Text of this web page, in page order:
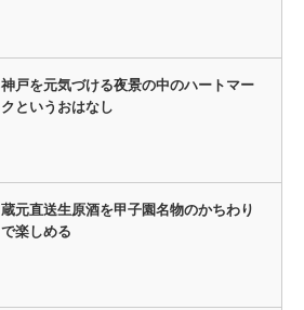
神戸を元気づける夜景の中のハートマー
クというおはなし
蔵元直送生原酒を甲子園名物のかちわり
で楽しめる